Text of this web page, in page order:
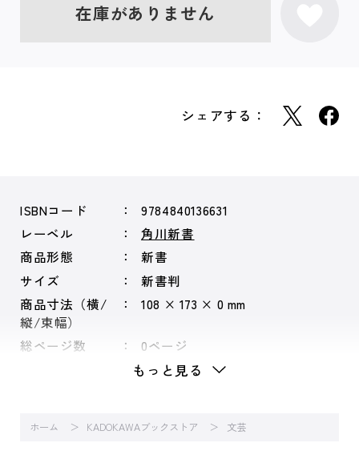
在庫がありません
シェアする：
ISBNコード
9784840136631
レーベル
角川新書
商品形態
新書
サイズ
新書判
商品寸法（横/
縦/束幅）
108 × 173 × 0 mm
総ページ数 0ページ
もっと見る
ホーム KADOKAWAブックストア 文芸